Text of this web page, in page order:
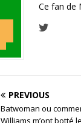
Ce fan de
PREVIOUS
Batwoman ou
Williams m’ont botté